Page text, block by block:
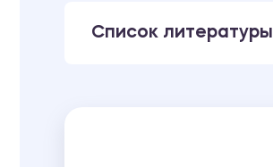
Список литературы